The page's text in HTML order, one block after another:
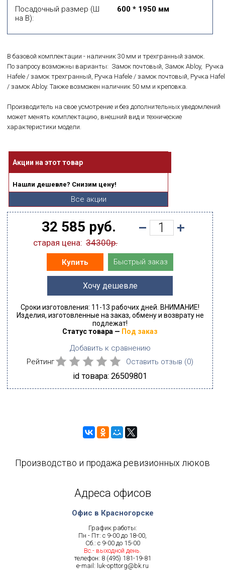
Посадочный размер (Ш
на В):
600 * 1950 мм
В базовой комплектации - наличник 30 мм и трехгранный замок.
По запросу возможны варианты: Замок почтовый, Замок Abloy, Ручка
Hafele / замок трехгранный, Ручка Hafele / замок почтовый, Ручка
/ замок Abloy. Также возможен наличник 50 мм и креповка.
Производитель на свое усмотрение и без дополнительных уведомлений
может менять комплектацию, внешний вид и технические
характеристики модели.
Акции на этот товар
Нашли дешевле? Снизим цену!
Все акции
32 585 руб.
старая цена: 34300р.
Купить Быстрый заказ
Хочу дешевле
Сроки изготовления: 11-13 рабочих дней. ВНИМАНИЕ!
Изделия, изготовленные на заказ, обмену и возврату не
подлежат!
Статус товара — Под заказ
Добавить к сравнению
Рейтинг
Оставить отзыв (0)
id товара: 26509801
Производство и продажа ревизионных люков
Адреса офисов
Офис в Красногорске
График работы:
Пн - Пт: с 9-00 до 18-00,
Сб.: с 9-00 до 15-00
Вс.- выходной день.
телефон: 8 (495) 181-19-81
e-mail: luk-opttorg@bk.ru